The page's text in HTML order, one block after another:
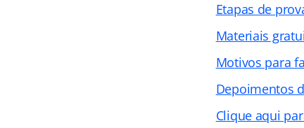
Etapas de
Materiais
Motivos para
Depoimentos
Clique aqui